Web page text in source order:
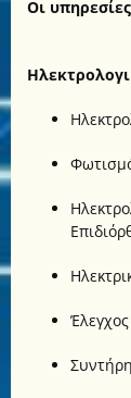
Οι